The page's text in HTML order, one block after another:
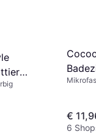
Grün,
€
6